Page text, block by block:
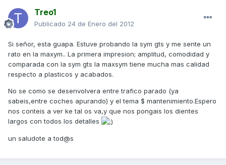
Treo1
Publicado 24 de Enero del 2012
Si señor, esta guapa. Estuve probando la sym gts y me sente un
rato en la maxym.. La primera impresion; amplitud, comodidad y
comparada con la sym gts la maxsym tiene mucha mas calidad
respecto a plasticos y acabados.
No se como se desenvolvera entre trafico parado (ya
sabeis,entre coches apurando) y el tema $ mantenimiento.Espero
nos conteis a ver ke tal os va,y que nos pongais los dientes
largos con todos los detalles
un saludote a tod@s